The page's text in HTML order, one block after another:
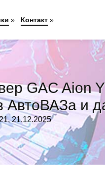
GAC
АвтоВАЗа и
21.12.2025
» Контакт »